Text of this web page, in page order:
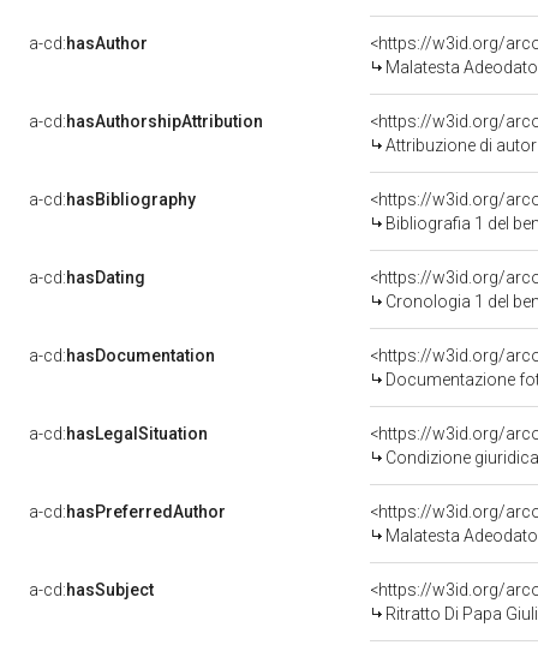
a-cd:hasAuthor
<https://w3id.org/
Malatesta
a-cd:hasAuthorshipAttribution
<https://w3id.org/
Attribuzione di
a-cd:hasBibliography
<https://w3id.org/
Bibliografia 1 del
a-cd:hasDating
<https://w3id.org/
Cronologia 1 del
a-cd:hasDocumentation
Documentazione
a-cd:hasLegalSituation
Condizione
a-cd:hasPreferredAuthor
<https://w3id.org/
Malatesta
a-cd:hasSubject
<https://w3id.org/
Ritratto Di Papa